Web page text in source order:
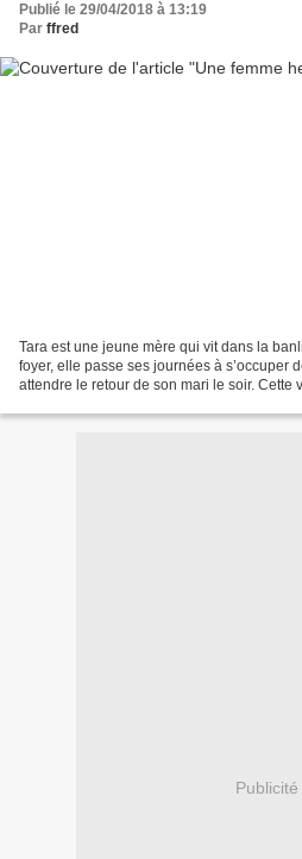
Publié le 29/04/2018 à 13:19
Par ffred
Tara est une jeune mère qui vit dans la
foyer, elle passe ses journées à s’occuper
attendre le retour de son mari le soir. Cette
Publicité